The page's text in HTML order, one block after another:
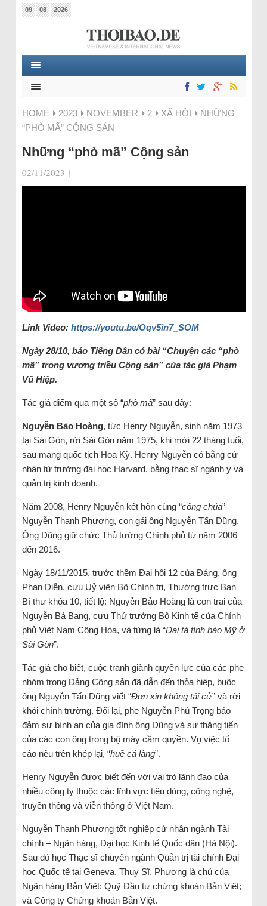
09 08 2026
HOME 2023 NOVEMBER 2 XÃ HỘI
NHỮNG
“PHÒ MÃ” CỘNG SẢN
Những “phò mã” Cộng sản
02/11/2023 |
Link Video: https://youtu.be/Oqv5in7_SOM
Ngày 28/10, báo Tiếng Dân có bài “Chuyện các “phò
mã” trong vương triều Cộng sản” của tác giả Phạm
Vũ Hiệp.
Tác giả điểm qua một số “phò mã” sau đây:
Nguyễn Bảo Hoàng, tức Henry Nguyễn, sinh năm 1973
tại Sài Gòn, rời Sài Gòn năm 1975, khi mới 22 tháng tuổi,
sau mang quốc tịch Hoa Kỳ. Henry Nguyễn có bằng cử
nhân từ trường đại học Harvard, bằng thạc sĩ ngành y và
quản trị kinh doanh.
Năm 2008, Henry Nguyễn kết hôn cùng “công chúa”
Nguyễn Thanh Phượng, con gái ông Nguyễn Tấn Dũng.
Ông Dũng giữ chức Thủ tướng Chính phủ từ năm 2006
đến 2016.
Ngày 18/11/2015, trước thềm Đại hội 12 của Đảng, ông
Phan Diễn, cựu Uỷ viên Bộ Chính trị, Thường trực Ban
Bí thư khóa 10, tiết lộ: Nguyễn Bảo Hoàng là con trai của
Nguyễn Bá Bang, cựu Thứ trưởng Bộ Kinh tế của Chính
phủ Việt Nam Cộng Hòa, và từng là “Đại tá tình báo Mỹ ở
Sài Gòn”.
Tác giả cho biết, cuộc tranh giành quyền lực của các phe
nhóm trong Đảng Cộng sản đã dẫn đến thỏa hiệp, buộc
ông Nguyễn Tấn Dũng viết “Đơn xin không tái cử” và rời
khỏi chính trường. Đổi lại, phe Nguyễn Phú Trọng bảo
đảm sự bình an của gia đình ông Dũng và sự thăng tiến
của các con ông trong bộ máy cầm quyền. Vụ việc tố
cáo nêu trên khép lại, “huề cả làng”.
Henry Nguyễn được biết đến với vai trò lãnh đạo của
nhiều công ty thuộc các lĩnh vực tiêu dùng, công nghệ,
truyền thông và viễn thông ở Việt Nam.
Nguyễn Thanh Phượng tốt nghiệp cử nhân ngành Tài
chính – Ngân hàng, Đại học Kinh tế Quốc dân (Hà Nội).
Sau đó học Thạc sĩ chuyên ngành Quản trị tài chính Đại
học Quốc tế tại Geneva, Thụy Sĩ. Phượng là chủ của
Ngân hàng Bản Việt; Quỹ Đầu tư chứng khoán Bản Việt;
và Công ty Chứng khoán Bản Việt.